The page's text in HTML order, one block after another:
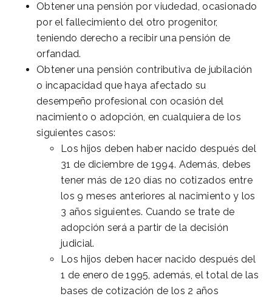
Obtener una pensión por viudedad, ocasionado
por el fallecimiento del otro progenitor,
teniendo derecho a recibir una pensión de
orfandad.
Obtener una pensión contributiva de jubilación
o incapacidad que haya afectado su
desempeño profesional con ocasión del
nacimiento o adopción, en cualquiera de los
siguientes casos:
Los hijos deben haber nacido después del
31 de diciembre de 1994. Además, debes
tener más de 120 días no cotizados entre
los 9 meses anteriores al nacimiento y los
3 años siguientes. Cuando se trate de
adopción será a partir de la decisión
judicial.
Los hijos deben hacer nacido después del
1 de enero de 1995, además, el total de las
bases de cotización de los 2 años